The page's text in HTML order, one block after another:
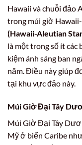
Hawaii và chuỗi đảo
trong múi giờ
(Hawaii-Aleutian
là một trong số ít các
kiệm ánh sáng ban
năm. Điều này giúp
tại khu vực đảo này.
Múi Giờ Đại Tây
Múi Giờ Đại Tây
Mỹ ở biển Caribe